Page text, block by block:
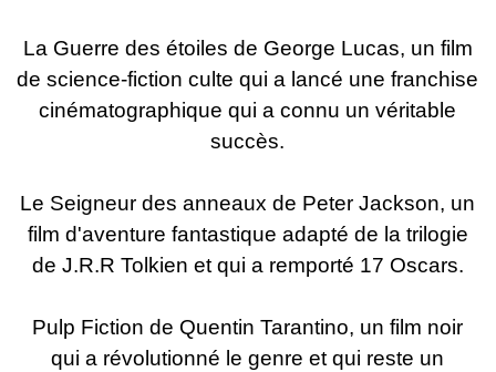
La Guerre des étoiles de George Lucas, un film
de science-fiction culte qui a lancé une franchise
cinématographique qui a connu un véritable
succès.
Le Seigneur des anneaux de Peter Jackson, un
film d'aventure fantastique adapté de la trilogie
de J.R.R Tolkien et qui a remporté 17 Oscars.
Pulp Fiction de Quentin Tarantino, un film noir
qui a révolutionné le genre et qui reste un